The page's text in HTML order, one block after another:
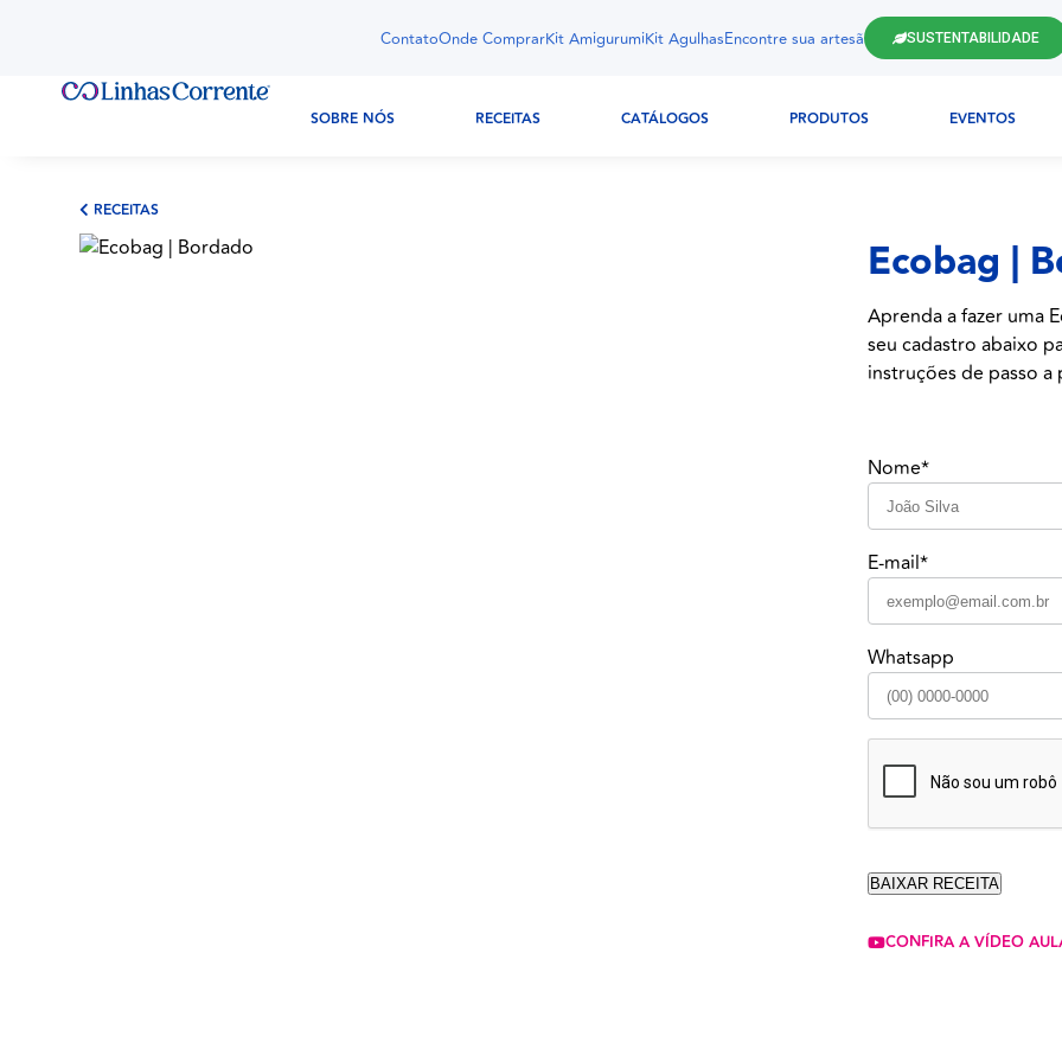
ContatoOnde ComprarKit AmigurumiKit AgulhasEncontre sua artesã SUSTENTABILIDADE
SOBRE NÓS RECEITAS CATÁLOGOS PRODUTOS EVENTOS
RECEITAS
Ecobag |
Aprenda a fazer uma
seu cadastro abaixo
instruções de passo a
Nome*
E-mail*
Whatsapp
CONFIRA A VÍDEO